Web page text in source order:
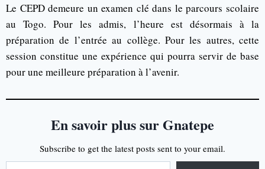
Le CEPD demeure un examen clé dans le parcours scolaire
au Togo. Pour les admis, l’heure est désormais à la
préparation de l’entrée au collège. Pour les autres, cette
session constitue une expérience qui pourra servir de base
pour une meilleure préparation à l’avenir.
En savoir plus sur Gnatepe
Subscribe to get the latest posts sent to your email.